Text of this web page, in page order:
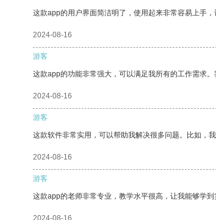
这款app的用户界面简洁明了，使用起来非常容易上手
2024-08-16
游客
这款app的功能非常强大，可以满足我所有的工作需求
2024-08-16
游客
这款软件非常实用，可以帮助我解决很多问题。比如，
2024-08-16
游客
这款app的老师非常专业，教学水平很高，让我能够学到
2024-08-16